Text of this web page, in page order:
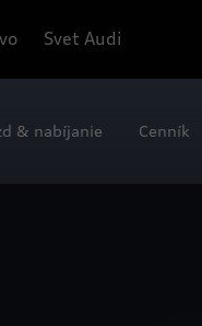
Svet Audi
& nabíjanie Cenník